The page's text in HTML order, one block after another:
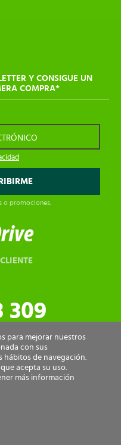
Y CONSIGUE UN
COMPRA*
o promociones.
309
para mejorar nuestros
con sus
hábitos de navegación.
acepta su uso.
más información